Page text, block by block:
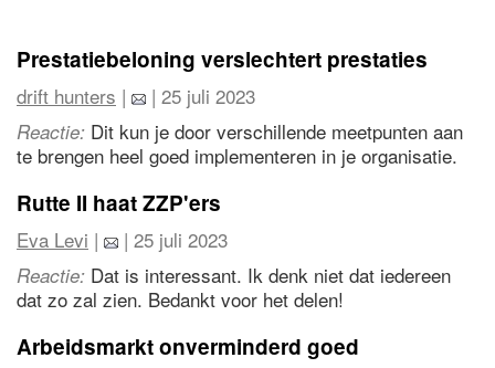
Universal Analytics naar Google Analytics 4 kwamen
veel bedrijven pas in de laatste maand (zelfs week) in
beweging om dit te regelen.
Dat zal hier vrees ik niet veel anders zijn...
Prestatiebeloning verslechtert prestaties
drift hunters | | 25 juli 2023
Reactie: Dit kun je door verschillende meetpunten aan
te brengen heel goed implementeren in je organisatie.
Rutte II haat ZZP'ers
Eva Levi | | 25 juli 2023
Reactie: Dat is interessant. Ik denk niet dat iedereen
dat zo zal zien. Bedankt voor het delen!
Arbeidsmarkt onverminderd goed